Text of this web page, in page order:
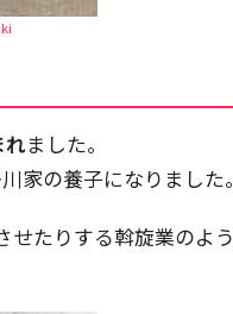
れました。
家の養子になりました。
せたりする斡旋業のよう